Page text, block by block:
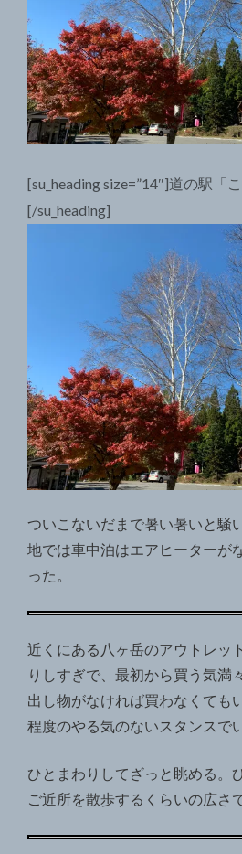
[su_heading size=”14″]道の駅「
[/su_heading]
ついこないだまで暑い暑いと騒
地では車中泊はエアヒーターが
った。
近くにある八ヶ岳のアウトレッ
りしすぎで、最初から買う気満
出し物がなければ買わなくても
程度のやる気のないスタンスで
ひとまわりしてざっと眺める。
ご近所を散歩するくらいの広さ